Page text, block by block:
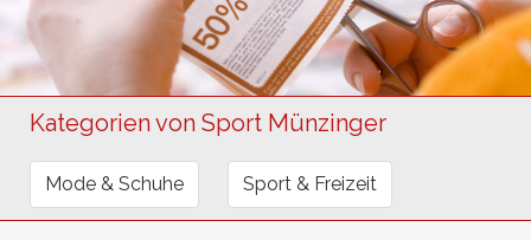
Kategorien von Sport Münzinger
Mode & Schuhe Sport & Freizeit